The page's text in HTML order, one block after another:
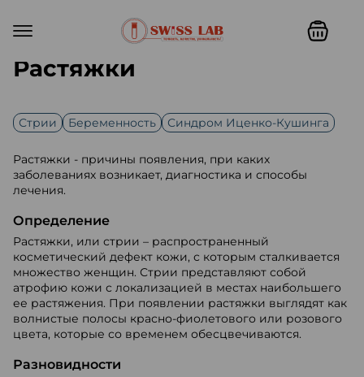
Растяжки
Стрии Беременность Синдром Иценко-Кушинга
Растяжки - причины появления, при каких
заболеваниях возникает, диагностика и способы
лечения.
Определение
Растяжки, или стрии – распространенный
косметический дефект кожи, с которым сталкивается
множество женщин. Стрии представляют собой
атрофию кожи с локализацией в местах наибольшего
ее растяжения. При появлении растяжки выглядят как
волнистые полосы красно-фиолетового или розового
цвета, которые со временем обесцвечиваются.
Разновидности